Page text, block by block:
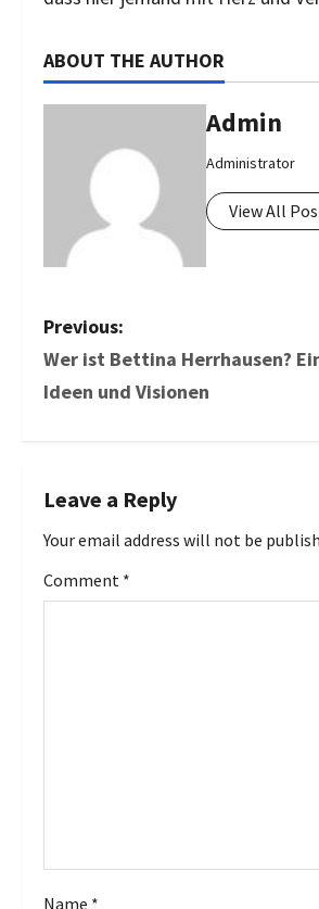
ABOUT THE AUTHOR
Admin
Administrator
View All
P
o
n
a
v
o
Previous:
Wer ist Bettina Herrhausen?
Ideen und Visionen
Leave a Reply
Your email address will not be
Comment *
Name *